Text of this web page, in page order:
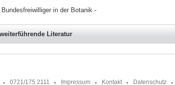
in der Botanik -
Literatur
0721/175 2111 Impressum Kontakt Datenschutz